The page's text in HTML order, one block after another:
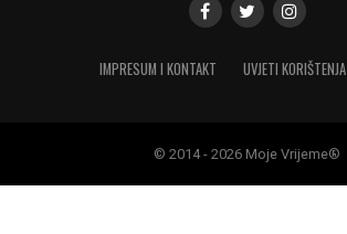
IMPRESUM I KONTAKT UVJETI KORIŠTENJA
© 2014 - 2026 Moje Vrijeme®